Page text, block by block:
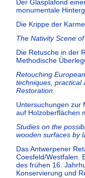
Der Glasplafond
monumentale
Die Krippe der
The Nativity Scene
Die Retusche in der
Methodische
Retouching
techniques, practical
Restoration.
Untersuchungen zur
auf Holzoberflächen
Studies on the
wooden surfaces by
Das Antwerpener
Coesfeld/Westfalen.
des frühen 16.
Konservierung und